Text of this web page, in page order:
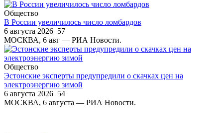
Общество
В России увеличилось число ломбардов
6 августа 2026 57
МОСКВА, 6 авг — РИА Новости.
Общество
Эстонские эксперты предупредили о скачках цен на
электроэнергию зимой
6 августа 2026 54
МОСКВА, 6 августа — РИА Новости.